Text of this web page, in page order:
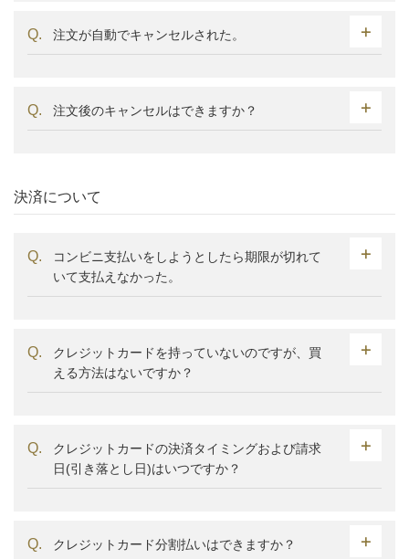
注文が自動でキャンセルされた。
注文後のキャンセルはできますか？
決済について
コンビニ支払いをしようとしたら期限が切れて
いて支払えなかった。
クレジットカードを持っていないのですが、買
える方法はないですか？
クレジットカードの決済タイミングおよび請求
日(引き落とし日)はいつですか？
クレジットカード分割払いはできますか？